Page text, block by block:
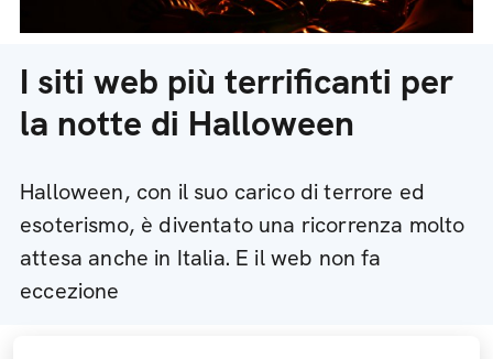
I siti web più terrificanti per
la notte di Halloween
Halloween, con il suo carico di terrore ed
esoterismo, è diventato una ricorrenza molto
attesa anche in Italia. E il web non fa
eccezione